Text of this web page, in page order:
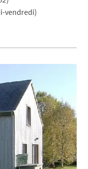
vendredi)